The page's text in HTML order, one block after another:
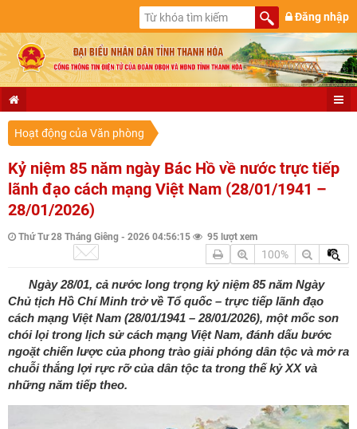
Đăng nhập
Hoạt động của Văn phòng
Kỷ niệm 85 năm ngày Bác Hồ về nước trực tiếp
lãnh đạo cách mạng Việt Nam (28/01/1941 –
28/01/2026)
Thứ Tư 28 Tháng Giêng - 2026 04:56:15 95 lượt xem
100%
Ngày 28/01, cả nước long trọng kỷ niệm 85 năm Ngày
Chủ tịch Hồ Chí Minh trở về Tổ quốc – trực tiếp lãnh đạo
cách mạng Việt Nam (28/01/1941 – 28/01/2026), một mốc son
chói lọi trong lịch sử cách mạng Việt Nam, đánh dấu bước
ngoặt chiến lược của phong trào giải phóng dân tộc và mở ra
chuỗi thắng lợi rực rỡ của dân tộc ta trong thế kỷ XX và
những năm tiếp theo.